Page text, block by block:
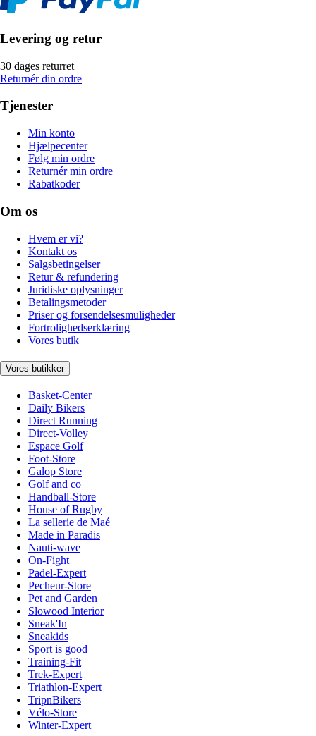
Levering og retur
30 dages returret
Returnér din ordre
Tjenester
Min konto
Hjælpecenter
Følg min ordre
Returnér min ordre
Rabatkoder
Om os
Hvem er vi?
Kontakt os
Salgsbetingelser
Retur & refundering
Juridiske oplysninger
Betalingsmetoder
Priser og forsendelsesmuligheder
Fortrolighedserklæring
Vores butik
Vores butikker
Basket-Center
Daily Bikers
Direct Running
Direct-Volley
Espace Golf
Foot-Store
Galop Store
Golf and co
Handball-Store
House of Rugby
La sellerie de Maé
Made in Paradis
Nauti-wave
On-Fight
Padel-Expert
Pecheur-Store
Pet and Garden
Slowood Interior
Sneak'In
Sneakids
Sport is good
Training-Fit
Trek-Expert
Triathlon-Expert
TripnBikers
Vélo-Store
Winter-Expert